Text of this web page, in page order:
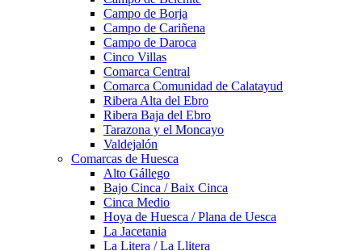
Campo de Borja
Campo de Cariñena
Campo de Daroca
Cinco Villas
Comarca Central
Comarca Comunidad de Calatayud
Ribera Alta del Ebro
Ribera Baja del Ebro
Tarazona y el Moncayo
Valdejalón
Comarcas de Huesca
Alto Gállego
Bajo Cinca / Baix Cinca
Cinca Medio
Hoya de Huesca / Plana de Uesca
La Jacetania
La Litera / La Llitera